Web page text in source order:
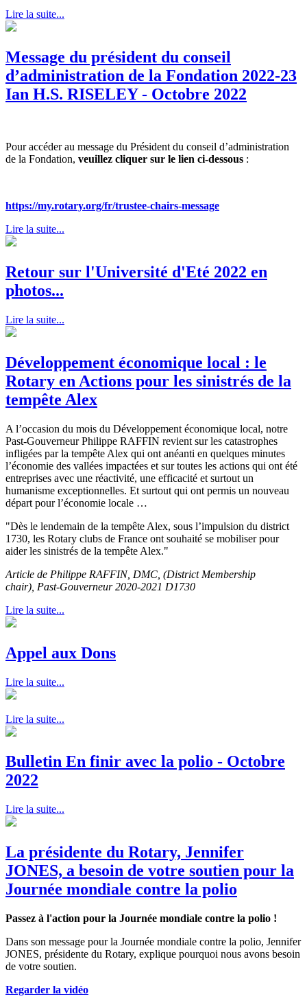
Lire la suite...
Message du président du conseil
d’administration de la Fondation 2022-23
Ian H.S. RISELEY - Octobre 2022
Pour accéder au message du Président du conseil d’administration
de la Fondation, veuillez cliquer sur le lien ci-dessous :
https://my.rotary.org/fr/trustee-chairs-message
Lire la suite...
Retour sur l'Université d'Eté 2022 en
photos...
Lire la suite...
Développement économique local : le
Rotary en Actions pour les sinistrés de la
tempête Alex
A l’occasion du mois du Développement économique local, notre
Past-Gouverneur Philippe RAFFIN revient sur les catastrophes
infligées par la tempête Alex qui ont anéanti en quelques minutes
l’économie des vallées impactées et sur toutes les actions qui ont été
entreprises avec une réactivité, une efficacité et surtout un
humanisme exceptionnelles. Et surtout qui ont permis un nouveau
départ pour l’économie locale …
"Dès le lendemain de la tempête Alex, sous l’impulsion du district
1730, les Rotary clubs de France ont souhaité se mobiliser pour
aider les sinistrés de la tempête Alex."
Article de Philippe RAFFIN, DMC, (District Membership
chair), Past-Gouverneur 2020-2021 D1730
Lire la suite...
Appel aux Dons
Lire la suite...
Lire la suite...
Bulletin En finir avec la polio - Octobre
2022
Lire la suite...
La présidente du Rotary, Jennifer
JONES, a besoin de votre soutien pour la
Journée mondiale contre la polio
Passez à l'action pour la Journée mondiale contre la polio !
Dans son message pour la Journée mondiale contre la polio, Jennifer
JONES, présidente du Rotary, explique pourquoi nous avons besoin
de votre soutien.
Regarder la vidéo